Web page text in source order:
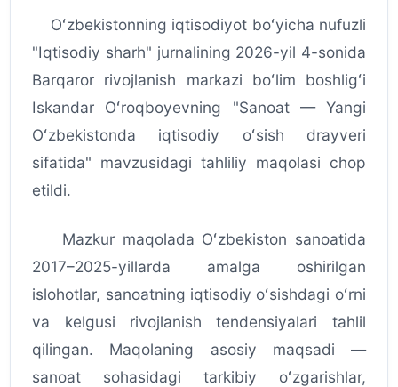
Oʻzbekistonning iqtisodiyot boʻyicha nufuzli
"Iqtisodiy sharh" jurnalining 2026-yil 4-sonida
Barqaror rivojlanish markazi boʻlim boshligʻi
Iskandar Oʻroqboyevning "Sanoat — Yangi
Oʻzbekistonda iqtisodiy oʻsish drayveri
sifatida" mavzusidagi tahliliy maqolasi chop
etildi.
Mazkur maqolada Oʻzbekiston sanoatida
2017–2025-yillarda amalga oshirilgan
islohotlar, sanoatning iqtisodiy oʻsishdagi oʻrni
va kelgusi rivojlanish tendensiyalari tahlil
qilingan. Maqolaning asosiy maqsadi —
sanoat sohasidagi tarkibiy oʻzgarishlar,